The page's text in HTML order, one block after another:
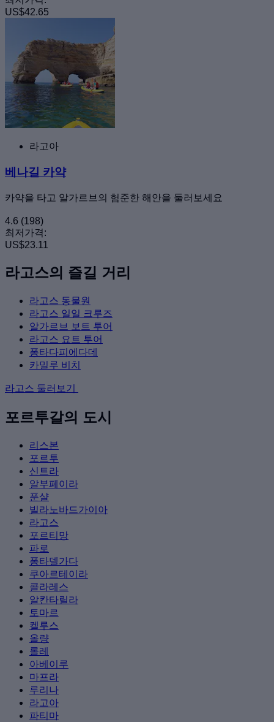
US$42.65
라고아
베나길 카약
카약을 타고 알가르브의 험준한 해안을 둘러보세요
4.6 (198)
최저가격:
US$23.11
라고스의 즐길 거리
라고스 동물원
라고스 일일 크루즈
알가르브 보트 투어
라고스 요트 투어
퐁타다피에다데
카밀루 비치
라고스 둘러보기
포르투갈의 도시
리스본
포르투
신트라
알부페이라
푼샬
빌라노바드가이아
라고스
포르티망
파로
퐁타델가다
쿠아르테이라
콜라레스
알칸타릴라
토마르
켈루스
올량
롤레
아베이루
마프라
루리나
라고아
파티마